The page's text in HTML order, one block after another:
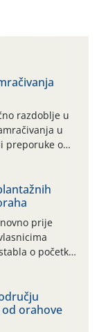
razdoblje u
u
preporuke o
najčešćih
(23.7., 14.7.,
je
razdoblje, uz
prije
o početku
dana
naročito
najvišeorahove